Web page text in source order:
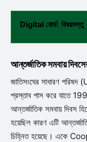
Digital বোর্ড:
আন্তর্জাতিক সমবায়
জাতিসংঘের সাধারণ
প্রস্তাব পাস করে যাতে
আন্তর্জাতিক সমবায় দিবস
হয়েছিল কারণ এটি
চিহ্নিত হয়েছে। একে